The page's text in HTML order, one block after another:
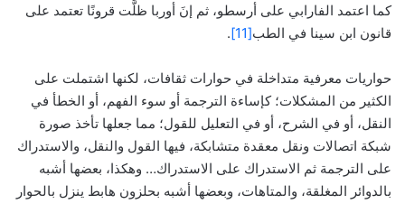
كما اعتمد الفارابي على أرسطو، ثم إنَ أوربا ظلَّت قرونًا تعتمد على
قانون ابن سينا في الطب[11]
.
حواريات معرفية متداخلة في حوارات ثقافات، لكنها اشتملت على
الكثير من المشكلات؛ كإساءة الترجمة أو سوء الفهم، أو الخطأ في
النقل، أو في الشرح، أو في التعليل للقول؛ مما جعلها تأخذ صورة
شبكة اتصالات ونقل معقدة متشابكة، فيها القول والنقل، والاستدراك
على الترجمة ثم الاستدراك على الاستدراك… وهكذا، بعضها أشبه
بالدوائر المغلقة، والمتاهات، وبعضها أشبه بحلزون هابط ينزل بالحوار